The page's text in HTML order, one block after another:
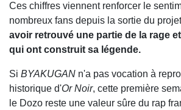
Ces chiffres viennent renforcer le
nombreux fans depuis la sortie du
avoir retrouvé une partie de la rage
qui ont construit sa légende.
Si BYAKUGAN n'a pas vocation à
historique d'Or Noir, cette première
le Dozo reste une valeur sûre du rap